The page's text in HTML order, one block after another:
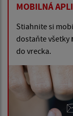
MOBILNÁ
Stiahnite si
dostaňte všetky
do vrecka.